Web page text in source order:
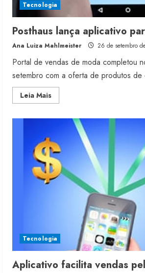
Tecnologia
Posthaus lança aplicativo
Ana Luiza Mahlmeister 26 de setembro
Portal de vendas de moda completou
setembro com a oferta de produtos
Leia MaisRead
more
aplicativo
smartphone
Tecnologia
Aplicativo facilita vendas